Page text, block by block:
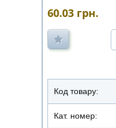
60.03 грн.
Код товару:
Кат. номер: